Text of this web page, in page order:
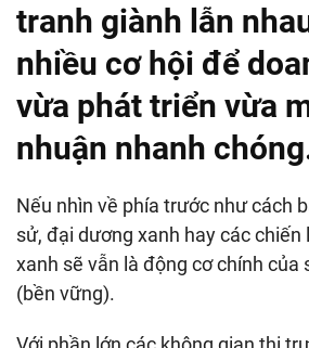
tranh giành lẫn
nhiều cơ hội để
vừa phát triển vừa
nhuận nhanh
Nếu nhìn về phía trước như cách
sử, đại dương xanh hay các
xanh sẽ vẫn là động cơ chính của
(bền vững).